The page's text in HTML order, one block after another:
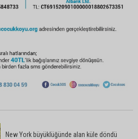
New York büyüklüğünde alan küle döndü